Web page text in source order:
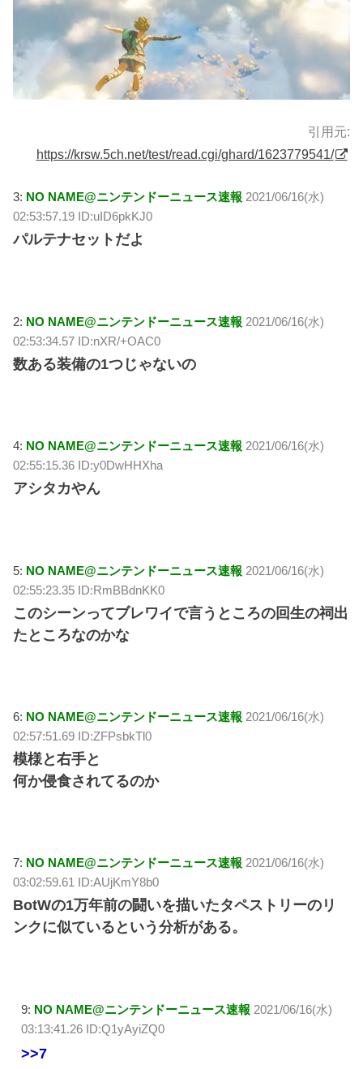
引用元:
https://krsw.5ch.net/test/read.cgi/ghard/1623779541/
3: NO NAME@ニンテンドーニュース速報 2021/06/16(水)
02:53:57.19 ID:uID6pkKJ0
パルテナセットだよ
2: NO NAME@ニンテンドーニュース速報 2021/06/16(水)
02:53:34.57 ID:nXR/+OAC0
数ある装備の1つじゃないの
4: NO NAME@ニンテンドーニュース速報 2021/06/16(水)
02:55:15.36 ID:y0DwHHXha
アシタカやん
5: NO NAME@ニンテンドーニュース速報 2021/06/16(水)
02:55:23.35 ID:RmBBdnKK0
このシーンってブレワイで言うところの回生の祠出
たところなのかな
6: NO NAME@ニンテンドーニュース速報 2021/06/16(水)
02:57:51.69 ID:ZFPsbkTl0
模様と右手と
何か侵食されてるのか
7: NO NAME@ニンテンドーニュース速報 2021/06/16(水)
03:02:59.61 ID:AUjKmY8b0
BotWの1万年前の闘いを描いたタペストリーのリ
ンクに似ているという分析がある。
9: NO NAME@ニンテンドーニュース速報 2021/06/16(水)
03:13:41.26 ID:Q1yAyiZQ0
>>7